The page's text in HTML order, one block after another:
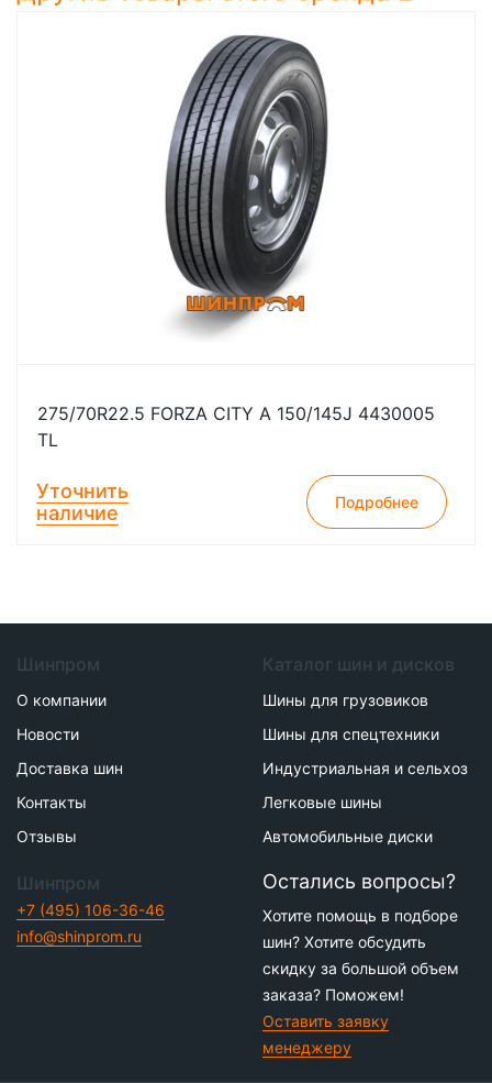
275/70R22.5 FORZA CITY A 150/145J 4430005
TL
Уточнить
наличие
Подробнее
Шинпром
О компании
Новости
Доставка шин
Контакты
Отзывы
Каталог шин и дисков
Шины для грузовиков
Шины для спецтехники
Индустриальная и сельхоз
Легковые шины
Автомобильные диски
Шинпром
+7 (495) 106-36-46
info@shinprom.ru
Остались вопросы?
Хотите помощь в подборе
шин? Хотите обсудить
скидку за большой объем
заказа? Поможем!
Оставить заявку
менеджеру